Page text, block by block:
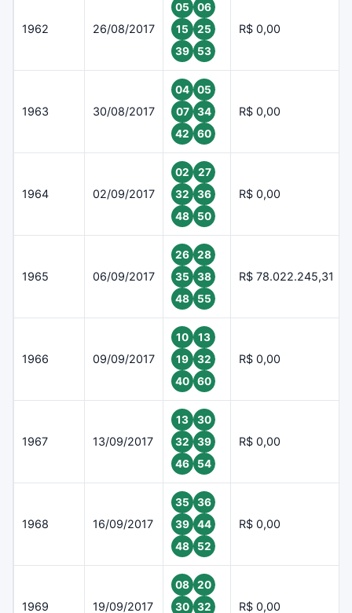
1962 26/08/2017
05
06
15
25
39
53
R$ 0,00
1963 30/08/2017
04
05
07
34
42
60
R$ 0,00
1964 02/09/2017
02
27
32
36
48
50
R$ 0,00
1965 06/09/2017
26
28
35
38
48
55
R$ 78.022.245,31
1966 09/09/2017
10
13
19
32
40
60
R$ 0,00
1967 13/09/2017
13
30
32
39
46
54
R$ 0,00
1968 16/09/2017
35
36
39
44
48
52
R$ 0,00
1969 19/09/2017
08
20
30
32 R$ 0,00